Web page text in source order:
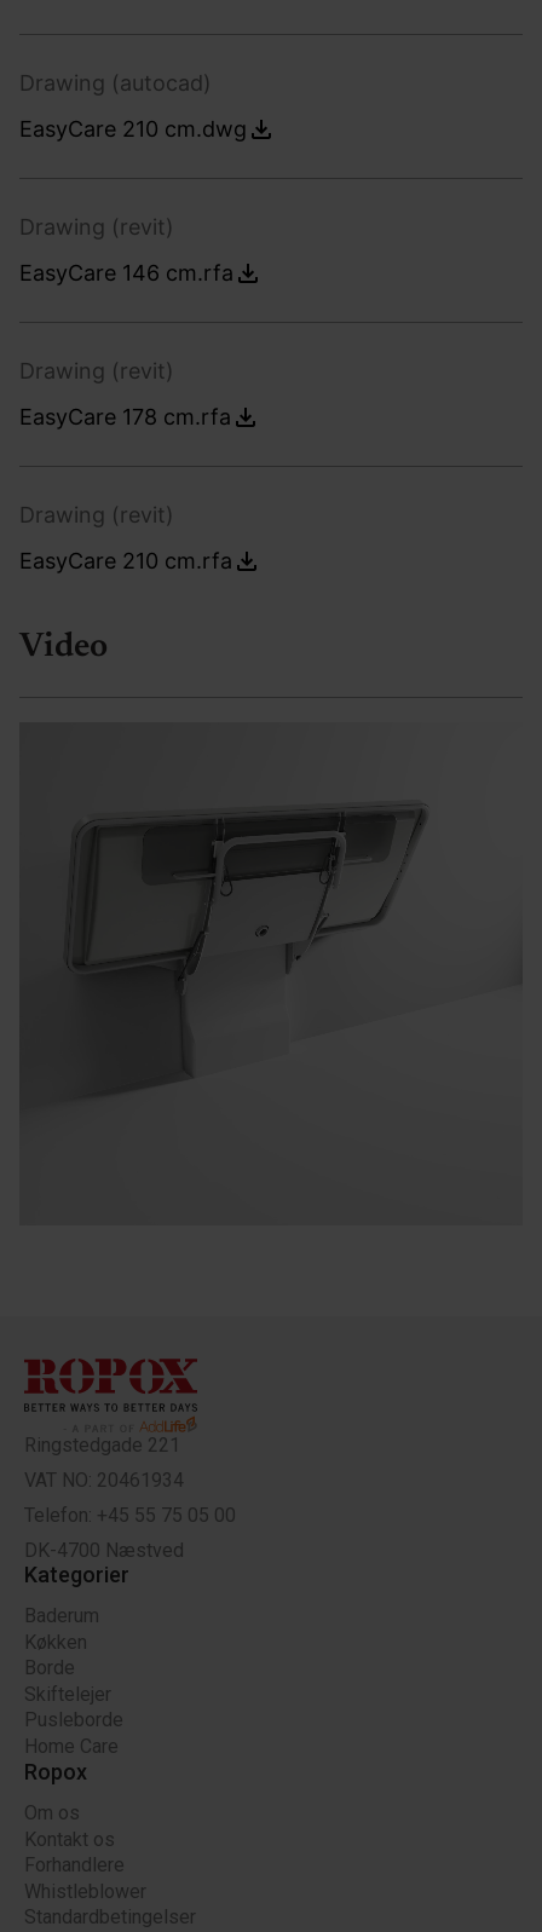
Drawing (autocad)
EasyCare 210 cm.dwg
Drawing (revit)
EasyCare 146 cm.rfa
Drawing (revit)
EasyCare 178 cm.rfa
Drawing (revit)
EasyCare 210 cm.rfa
Video
Ringstedgade 221
VAT NO: 20461934
Telefon: +45 55 75 05 00
DK-4700 Næstved
Kategorier
Baderum
Køkken
Borde
Skiftelejer
Pusleborde
Home Care
Ropox
Om os
Kontakt os
Forhandlere
Whistleblower
Standardbetingelser